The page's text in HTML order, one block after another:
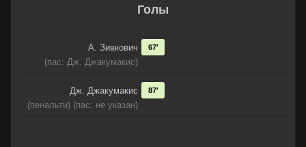
Голы
А. Зивкович
(пас: Дж. Джакумакис)
67'
Дж. Джакумакис
(пенальти) (пас: не указан)
87'